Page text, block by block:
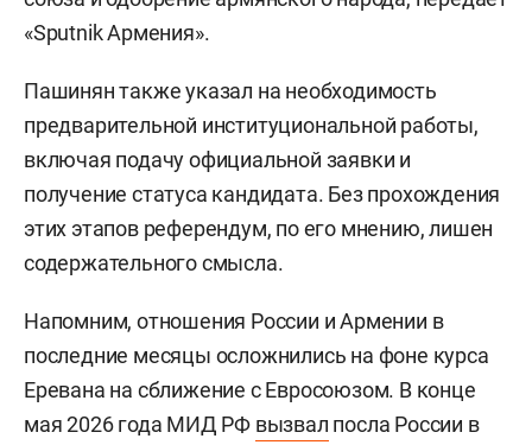
«Sputnik Армения».
Пашинян также указал на необходимость
предварительной институциональной работы,
включая подачу официальной заявки и
получение статуса кандидата. Без прохождения
этих этапов референдум, по его мнению, лишен
содержательного смысла.
Напомним, отношения России и Армении в
последние месяцы осложнились на фоне курса
Еревана на сближение с Евросоюзом. В конце
мая 2026 года МИД РФ вызвал посла России в